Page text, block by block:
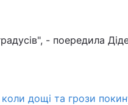
- поередила
коли дощі та грози